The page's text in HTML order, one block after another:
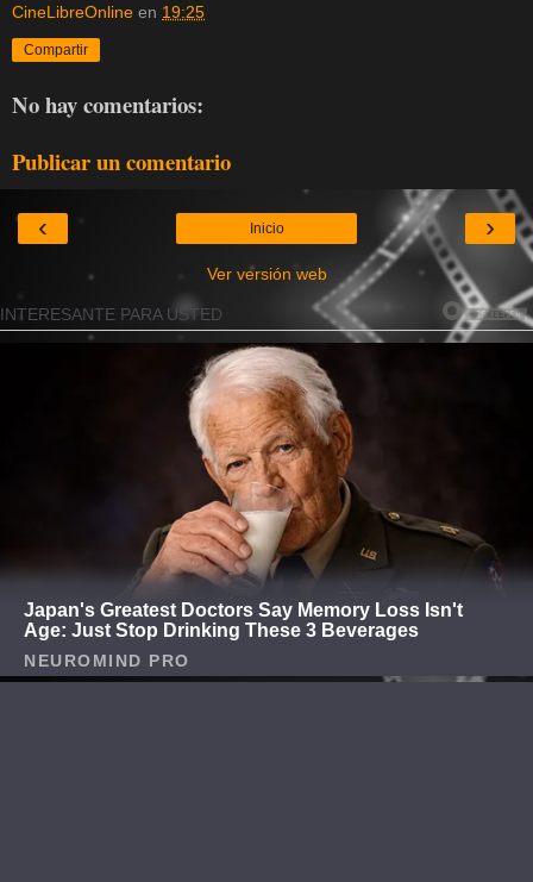
CineLibreOnline en 19:25
Compartir
No hay comentarios:
Publicar un comentario
‹ ›
Inicio
Ver versión web